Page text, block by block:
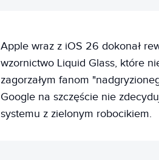
Apple wraz z iOS 26 dokonał
wzornictwo Liquid Glass, które
zagorzałym fanom
Google na szczęście nie
systemu z zielonym robocikiem.